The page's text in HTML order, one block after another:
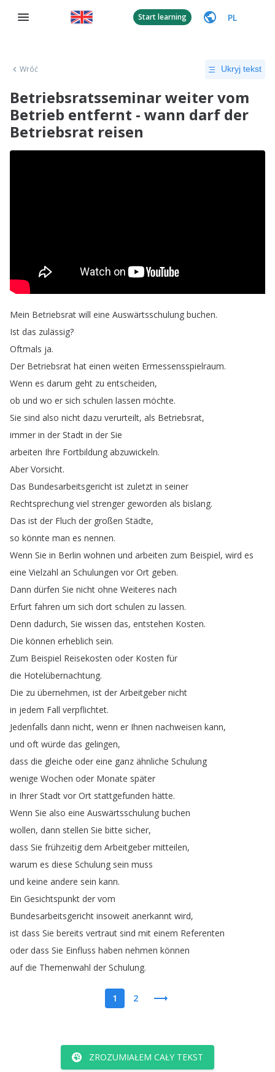
Start learning PL
Wróć Ukryj tekst
Betriebsratsseminar weiter vom
Betrieb entfernt - wann darf der
Betriebsrat reisen
Mein Betriebsrat will eine Auswärtsschulung buchen.
Ist das zulässig?
Oftmals ja.
Der Betriebsrat hat einen weiten Ermessensspielraum.
Wenn es darum geht zu entscheiden,
ob und wo er sich schulen lassen möchte.
Sie sind also nicht dazu verurteilt, als Betriebsrat,
immer in der Stadt in der Sie
arbeiten Ihre Fortbildung abzuwickeln.
Aber Vorsicht.
Das Bundesarbeitsgericht ist zuletzt in seiner
Rechtsprechung viel strenger geworden als bislang.
Das ist der Fluch der großen Städte,
so könnte man es nennen.
Wenn Sie in Berlin wohnen und arbeiten zum Beispiel, wird es
eine Vielzahl an Schulungen vor Ort geben.
Dann dürfen Sie nicht ohne Weiteres nach
Erfurt fahren um sich dort schulen zu lassen.
Denn dadurch, Sie wissen das, entstehen Kosten.
Die können erheblich sein.
Zum Beispiel Reisekosten oder Kosten für
die Hotelübernachtung.
Die zu übernehmen, ist der Arbeitgeber nicht
in jedem Fall verpflichtet.
Jedenfalls dann nicht, wenn er Ihnen nachweisen kann,
und oft würde das gelingen,
dass die gleiche oder eine ganz ähnliche Schulung
wenige Wochen oder Monate später
in Ihrer Stadt vor Ort stattgefunden hätte.
Wenn Sie also eine Auswärtsschulung buchen
wollen, dann stellen Sie bitte sicher,
dass Sie frühzeitig dem Arbeitgeber mitteilen,
warum es diese Schulung sein muss
und keine andere sein kann.
Ein Gesichtspunkt der vom
Bundesarbeitsgericht insoweit anerkannt wird,
ist dass Sie bereits vertraut sind mit einem Referenten
oder dass Sie Einfluss haben nehmen können
auf die Themenwahl der Schulung.
1 2
ZROZUMIAŁEM CAŁY TEKST